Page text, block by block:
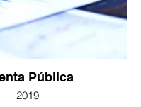
Pública
2019